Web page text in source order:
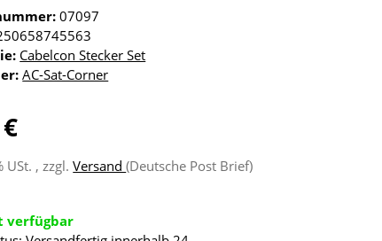
07097
Cabelcon Stecker Set
AC-Sat-Corner
USt. , zzgl.Versand(Deutsche Post Brief)
verfügbar